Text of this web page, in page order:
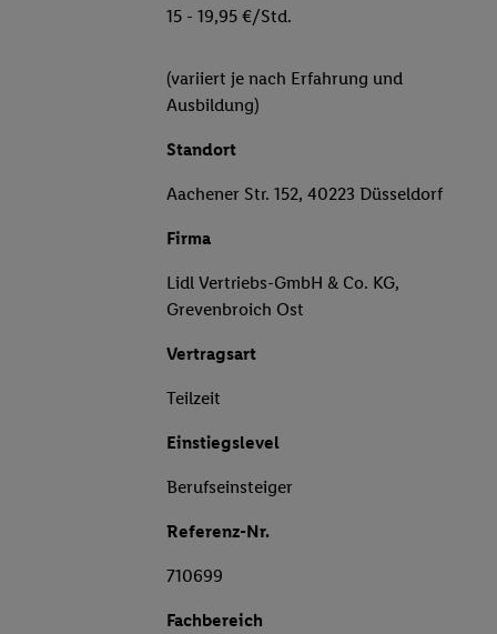
15 - 19,95 €/Std.
(variiert je nach Erfahrung und
Ausbildung)
Standort
Aachener Str. 152, 40223 Düsseldorf
Firma
Lidl Vertriebs-GmbH & Co. KG,
Grevenbroich Ost
Vertragsart
Teilzeit
Einstiegslevel
Berufseinsteiger
Referenz-Nr.
710699
Fachbereich